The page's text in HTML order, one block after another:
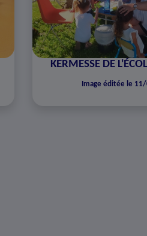
KERMESSE DE
Image éditée le